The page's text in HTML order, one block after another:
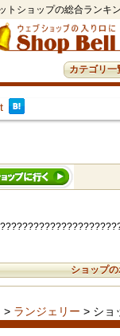
トショップの総合ランキ
カテゴリ一
ショップ
> ランジェリー > ショ